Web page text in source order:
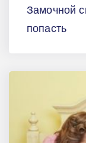
Замочной
попасть